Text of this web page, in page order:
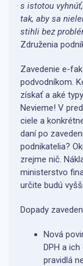
s istotou
tak, aby sa
stihli bez
Združenia
Zavedenie e-
podvodníkom.
získať a aké
Nevieme! V
ciele a
daní po
podnikatelia?
zrejme nič.
ministerstvo
určite budú
Dopady
Nová
DPH a
pravidlá